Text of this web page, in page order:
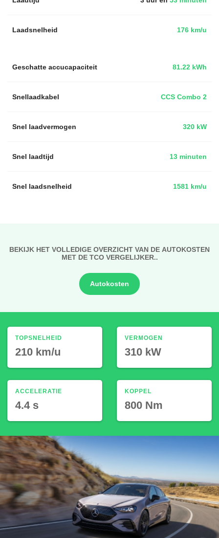
Laadsnelheid 176 km/u
81.22 kWh
Geschatte accucapaciteit
Snellaadkabel CCS Combo 2
Snel laadvermogen 320 kW
Snel laadtijd 13 minuten
Snel laadsnelheid 1581 km/u
BEKIJK HET VOLLEDIGE OVERZICHT VAN DE AUTOKOSTEN
MET DE TCO VERGELIJKER..
Autokosten
TOPSNELHEID
210 km/u
ACCELERATIE
4.4 s
VERMOGEN
310 kW
KOPPEL
800 Nm